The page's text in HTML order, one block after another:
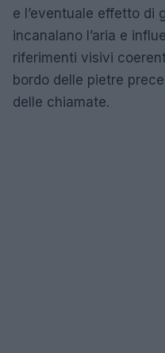
e l’eventuale effetto di
incanalano l’aria e
riferimenti visivi
bordo delle pietre
delle chiamate.